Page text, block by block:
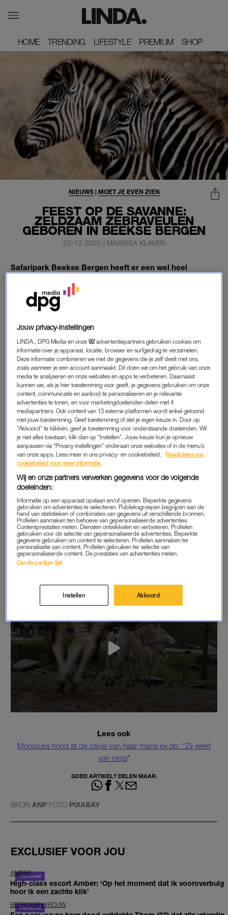
HOME
HOME TRENDING
TRENDING LIFESTYLE
LIFESTYLE PREMIUM
PREMIUM SHOP
SHOP
FEEST OP DE SAVANNE:
ZELDZAAM ZEBRAVEULEN
GEBOREN IN BEEKSE BERGEN
NIEUWS| MOET JE EVEN ZIEN
22-12-2020 | MARISSA KLAVER
Safaripark Beekse Bergen heeft er een wel heel
heet Lara en is een zeldzame grévyzebra.
Het zebraveulen en haar moeder Melanie maken het goed,
laat het wildlifepark in Hilvarenbeek dinsdag weten. En ja,
ZEBRAVEULEN
De grévyzebra is een bedreigde diersoort en leeft alleen in
Ethiopië en Kenia. Daarom is er ook in Nederland een
fokprogramma voor de dieren opgezet. Er zouden nog maar
1700 tot 2100 van deze zebra’s in het wild leven. Ze zijn te
herkennen aan de dunnere strepen die niet doorlopen op de
buik.
Bezoekers kunnen na de lockdown hopelijk snel bij de kleine
Lara en haar moeder Melanie op kraamvisite. Grévyzebra’s
zijn in Nederland alleen te bewonderen in Beekse Bergen,
Artis en Dierenpark Amersfoort. Ook in de andere twee parken
werd dit jaar een zeldzaam zebraveulen geboren.
Kan je niet wachten om Lara te bezoeken? Hieronder zie je
haar alvast in actie.
Lees ook
Moniques hond at de cavia van haar mans ex op: “Zij weet
van niets“
GOED ARTIKEL? DELEN MAAR.
BRON ANP FOTO PIXABAY
EXCLUSIEF VOOR JOU
AMBER
High-class escort Amber: ‘Op het moment dat ik vooroverbuig
hoor ik een zachte klik’
BEDROGEN VROUW
Jouw privacy-instellingen
LINDA., DPG Media en onze92 advertentiepartners gebruiken cookies om
informatie over je apparaat, locatie, browser en surfgedrag te verzamelen.
Deze informatie combineren we met de gegevens die je zelf deelt met ons,
zoals wanneer je een account aanmaakt. Dit doen we om het gebruik van onze
media te analyseren en onze websites en apps te verbeteren. Daarnaast
kunnen we, als je hier toestemming voor geeft, je gegevens gebruiken om onze
content, communicatie en aanbod te personaliseren en je relevante
advertenties te tonen, en voor marketingdoeleinden delen met 4
mediapartners. Ook content van 13 externe platformen wordt enkel getoond
met jouw toestemming. Geef toestemming of stel je eigen keuze in. Door op
"Akkoord" te klikken, geef je toestemming voor onderstaande doeleinden. Wil
je niet alles toestaan, klik dan op “Instellen”. Jouw keuze kun je opnieuw
aanpassen via “Privacy-instellingen” onderaan onze websites of in de menu’s
van onze apps. Lees meer in ons privacy- en cookiebeleid.
Raadpleeg ons
cookiebeleid voor meer informatie.
Wij en onze partners verwerken gegevens voor de volgende
doeleinden:
Informatie op een apparaat opslaan en/of openen. Beperkte gegevens
gebruiken om advertenties te selecteren. Publieksgroepen begrijpen aan de
hand van statistieken of combinaties van gegevens uit verschillende bronnen.
Profielen aanmaken ten behoeve van gepersonaliseerde advertenties.
Contentprestaties meten. Diensten ontwikkelen en verbeteren. Profielen
gebruiken voor de selectie van gepersonaliseerde advertenties. Beperkte
gegevens gebruiken om content te selecteren. Profielen aanmaken ter
personalisatie van content. Profielen gebruiken ter selectie van
gepersonaliseerde content. De prestaties van advertenties meten.
Derde partijen lijst
Instellen Akkoord